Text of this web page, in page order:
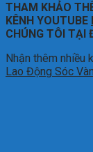
THAM KHẢO
KÊNH YOUTUBE
CHÚNG TÔI TẠI
Nhận thêm nhiều
Lao Động Sóc